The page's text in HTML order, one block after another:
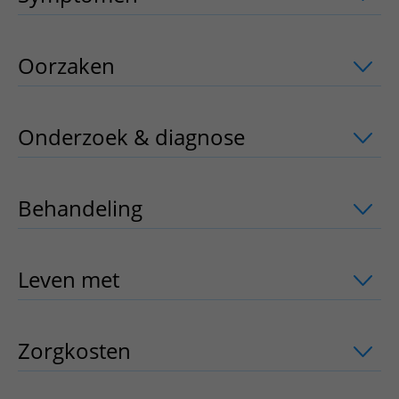
Oorzaken uitklapper, klik om te
Onderzoek & diagnose uitklapper,
Behandeling uitklapper, klik om te
Leven met uitklapper, klik om te
Zorgkosten uitklapper, klik om te